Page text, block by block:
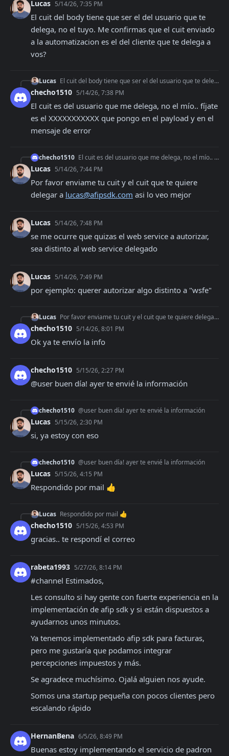
Lucas 5/14/26, 7:35 PM
El cuit del body tiene que ser el del usuario que te
delega, no el tuyo. Me confirmas que el cuit enviado
a la automatizacion es el del cliente que te delega a
vos?
Lucas El cuit del body tiene que ser el del usuario que te delega, no el tuyo. Me confirmas que el cuit enviado a la automatizacion es el del cliente que te delega a
checho1510 5/14/26, 7:38 PM
El cuit es del usuario que me delega, no el mío.. fíjate
es el XXXXXXXXXXX que pongo en el payload y en el
mensaje de error
checho1510 El cuit es del usuario que me delega, no el mío.. fíjate es el XXXXXXXXXXX que pongo en el payload y en el mensaje de error
Lucas 5/14/26, 7:44 PM
Por favor enviame tu cuit y el cuit que te quiere
delegar a lucas@afipsdk.com asi lo veo mejor
Lucas 5/14/26, 7:48 PM
se me ocurre que quizas el web service a autorizar,
sea distinto al web service delegado
Lucas 5/14/26, 7:49 PM
por ejemplo: querer autorizar algo distinto a "wsfe"
Lucas Por favor enviame tu cuit y el cuit que te quiere delegar a
checho1510 5/14/26, 8:01 PM
Ok ya te envío la info
checho1510 5/15/26, 2:27 PM
@user buen día! ayer te envié la información
checho1510 @user buen día! ayer te envié la información
Lucas 5/15/26, 2:30 PM
si, ya estoy con eso
checho1510 @user buen día! ayer te envié la información
Lucas 5/15/26, 4:15 PM
Respondido por mail 👍
Lucas Respondido por mail 👍
checho1510 5/15/26, 4:53 PM
gracias.. te respondí el correo
rabeta1993 5/27/26, 8:14 PM
#channel Estimados,
Les consulto si hay gente con fuerte experiencia en la
implementación de afip sdk y si están dispuestos a
ayudarnos unos minutos.
Ya tenemos implementado afip sdk para facturas,
pero me gustaría que podamos integrar
percepciones impuestos y más.
Se agradece muchísimo. Ojalá alguien nos ayude.
Somos una startup pequeña con pocos clientes pero
escalando rápido
HernanBena 6/5/26, 8:49 PM
Buenas estoy implementando el servicio de padron